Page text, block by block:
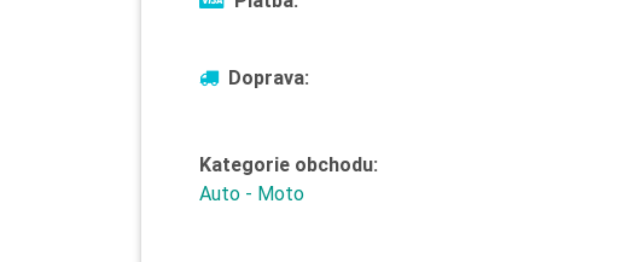
Doprava:
Kategorie obchodu:
Auto - Moto